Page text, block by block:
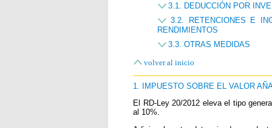
3.1. DEDUCCIÓN POR
3.2. RETENCIONES E
RENDIMIENTOS
3.3. OTRAS MEDIDAS
volver al inicio
1. IMPUESTO SOBRE EL VALOR
El RD-Ley 20/2012 eleva el tipo
al 10%.